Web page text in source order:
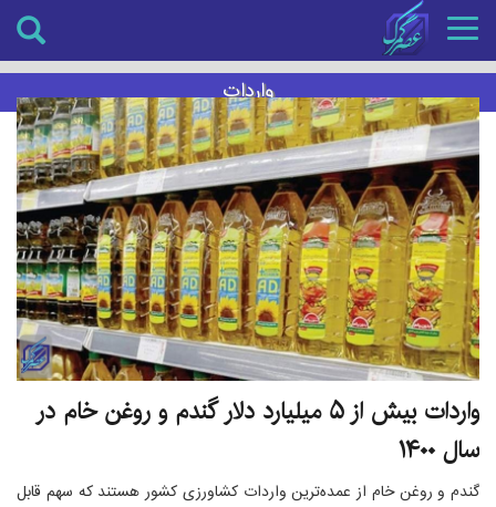
Toggle
navigation
واردات
واردات بیش از ۵ میلیارد دلار گندم و روغن خام در
سال ۱۴۰۰
گندم و روغن خام از عمده‌ترین واردات کشاورزی کشور هستند که سهم قابل